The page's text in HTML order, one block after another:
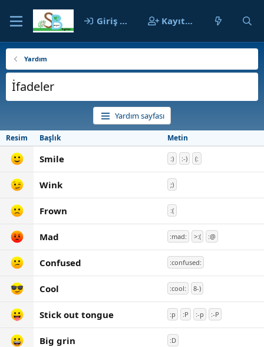
Giriş yap Kayıt ol
Yardım
İfadeler
Yardım sayfası
Resim Başlık Metin
Smile :) :-) (:
Wink ;)
Frown :(
Mad :mad: >:( :@
Confused :confused:
Cool :cool: 8-)
Stick out tongue :p :P :-p :-P
Big grin :D